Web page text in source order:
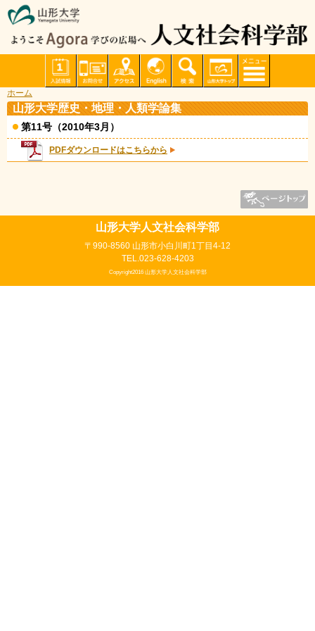
ホーム
山形大学歴史・地理・人類学論集
第11号（2010年3月）
PDFダウンロードはこちらから
山形大学人文社会科学部
〒990-8560 山形市小白川町1丁目4-12
TEL.023-628-4203
Copyright2016 山形大学人文社会科学部